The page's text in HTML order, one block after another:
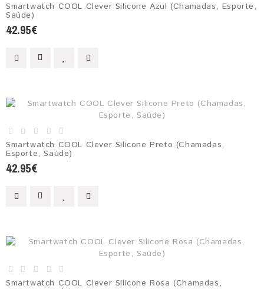
Smartwatch COOL Clever Silicone Azul (Chamadas, Esporte,
Saúde)
42.95€
Smartwatch COOL Clever Silicone Preto (Chamadas,
Esporte, Saúde)
42.95€
Smartwatch COOL Clever Silicone Rosa (Chamadas,